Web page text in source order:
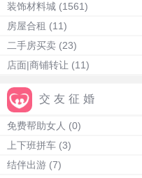
装饰材料城 (1561)
房屋合租 (11)
二手房买卖 (23)
店面|商铺转让 (11)
交友征婚
免费帮助女人 (0)
上下班拼车 (3)
结伴出游 (7)